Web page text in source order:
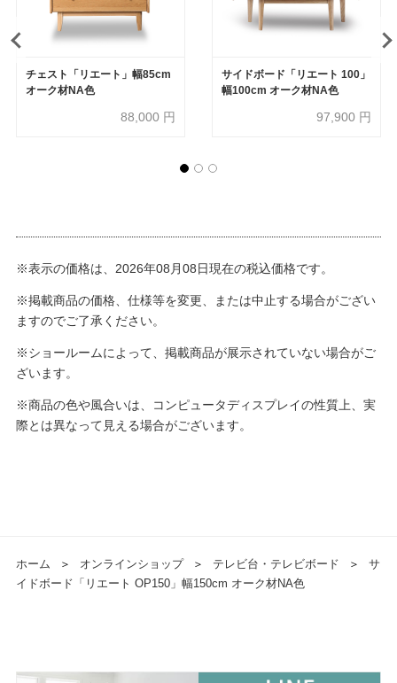
チェスト「リエート」幅85cm
オーク材NA色
88,000 円
サイドボード「リエート 100」
幅100cm オーク材NA色
97,900 円
※表示の価格は、2026年08月08日現在の税込価格です。
※掲載商品の価格、仕様等を変更、または中止する場合がござい
ますのでご了承ください。
※ショールームによって、掲載商品が展示されていない場合がご
ざいます。
※商品の色や風合いは、コンピュータディスプレイの性質上、実
際とは異なって見える場合がございます。
ホーム ＞ オンラインショップ ＞ テレビ台・テレビボード ＞
サ
イドボード「リエート OP150」幅150cm オーク材NA色